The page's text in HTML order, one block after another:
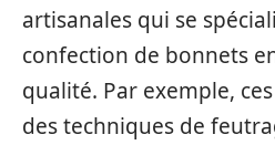
artisanales qui se
confection de bonnets
qualité. Par exemple,
des techniques de